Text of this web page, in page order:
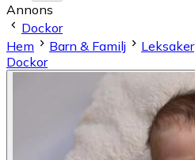
Annons
Dockor
Hem
Barn & Familj Leksaker
Dockor